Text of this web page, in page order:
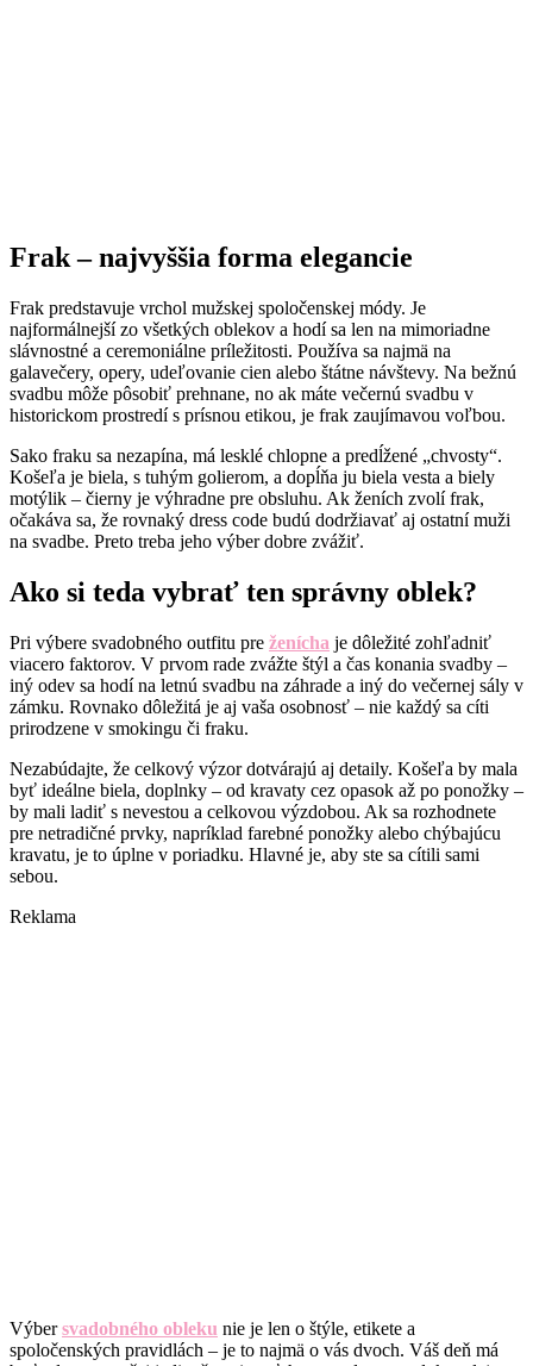
Frak – najvyššia forma elegancie
Frak predstavuje vrchol mužskej spoločenskej módy. Je
najformálnejší zo všetkých oblekov a hodí sa len na mimoriadne
slávnostné a ceremoniálne príležitosti. Používa sa najmä na
galavečery, opery, udeľovanie cien alebo štátne návštevy. Na bežnú
svadbu môže pôsobiť prehnane, no ak máte večernú svadbu v
historickom prostredí s prísnou etikou, je frak zaujímavou voľbou.
Sako fraku sa nezapína, má lesklé chlopne a predĺžené „chvosty“.
Košeľa je biela, s tuhým golierom, a dopĺňa ju biela vesta a biely
motýlik – čierny je výhradne pre obsluhu. Ak ženích zvolí frak,
očakáva sa, že rovnaký dress code budú dodržiavať aj ostatní muži
na svadbe. Preto treba jeho výber dobre zvážiť.
Ako si teda vybrať ten správny oblek?
Pri výbere svadobného outfitu pre ženícha je dôležité zohľadniť
viacero faktorov. V prvom rade zvážte štýl a čas konania svadby –
iný odev sa hodí na letnú svadbu na záhrade a iný do večernej sály v
zámku. Rovnako dôležitá je aj vaša osobnosť – nie každý sa cíti
prirodzene v smokingu či fraku.
Nezabúdajte, že celkový výzor dotvárajú aj detaily. Košeľa by mala
byť ideálne biela, doplnky – od kravaty cez opasok až po ponožky –
by mali ladiť s nevestou a celkovou výzdobou. Ak sa rozhodnete
pre netradičné prvky, napríklad farebné ponožky alebo chýbajúcu
kravatu, je to úplne v poriadku. Hlavné je, aby ste sa cítili sami
sebou.
Reklama
Výbersvadobného obleku nie je len o štýle, etikete a
spoločenských pravidlách – je to najmä o vás dvoch. Váš deň má